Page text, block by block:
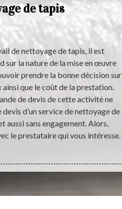
de tapis
de nettoyage de tapis, il est
sur la nature de la mise en œuvre
prendre la bonne décision sur
que le coût de la prestation.
de devis de cette activité ne
d’un service de nettoyage de
sans engagement. Alors,
le prestataire qui vous intéresse.